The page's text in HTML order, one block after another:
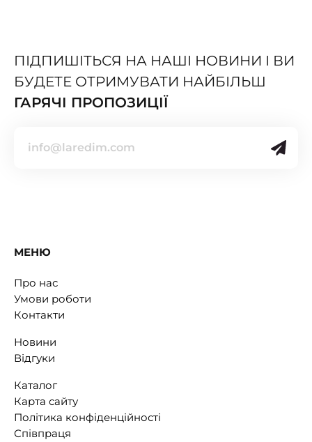
ПІДПИШІТЬСЯ НА НАШІ НОВИНИ І ВИ
БУДЕТЕ ОТРИМУВАТИ НАЙБІЛЬШ
ГАРЯЧІ ПРОПОЗИЦІЇ
МЕНЮ
Про нас
Умови роботи
Контакти
Новини
Відгуки
Каталог
Карта сайту
Політика конфіденційності
Співпраця